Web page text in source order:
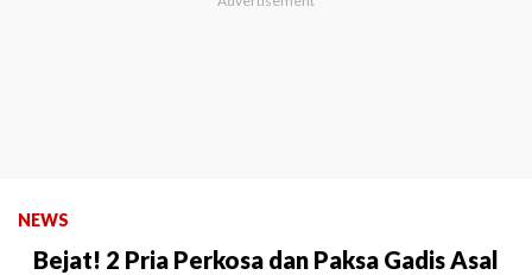
NEWS
Bejat! 2 Pria Perkosa dan Paksa Gadis Asal